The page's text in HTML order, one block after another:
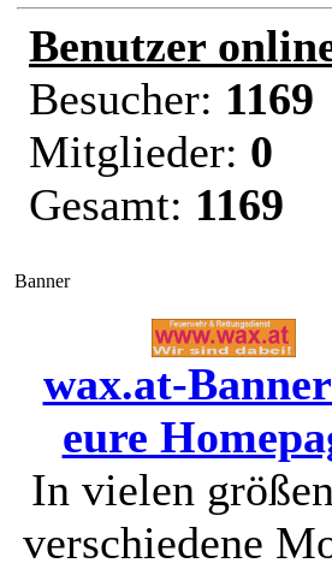
Benutzer
Besucher: 1169
Mitglieder: 0
Gesamt: 1169
Banner
wax.at-
eure
In vielen
verschiedene